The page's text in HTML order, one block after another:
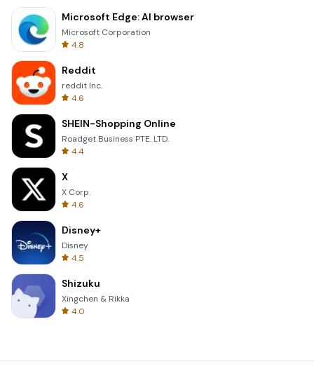
Microsoft Edge: AI browser
Microsoft Corporation
4.8
Reddit
reddit Inc.
4.6
SHEIN-Shopping Online
Roadget Business PTE. LTD.
4.4
X
X Corp.
4.6
Disney+
Disney
4.5
Shizuku
Xingchen & Rikka
4.0